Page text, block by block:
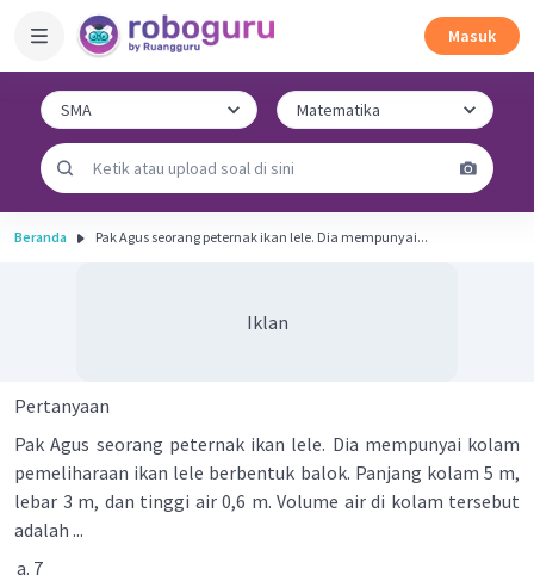
Masuk
Beranda Pak Agus seorang peternak ikan lele. Dia mempunyai...
Iklan
Pertanyaan
Pak Agus seorang peternak ikan lele. Dia mempunyai kolam
pemeliharaan ikan lele berbentuk balok. Panjang kolam 5 m,
lebar 3 m, dan tinggi air 0,6 m. Volume air di kolam tersebut
adalah ...
7